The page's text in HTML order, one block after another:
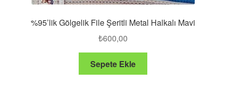
%95’lik Gölgelik File Şeritli Metal Halkalı Mavi
₺600,00
Sepete Ekle